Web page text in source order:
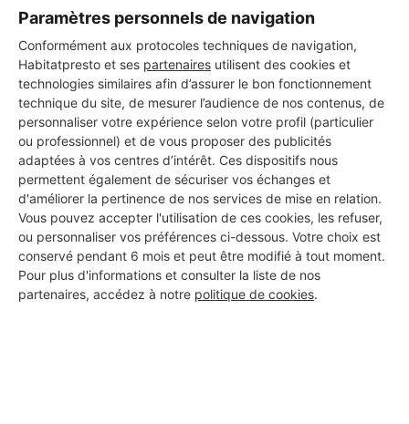
Paramètres personnels de navigation
Conformément aux protocoles techniques de navigation,
Habitatpresto et ses partenaires utilisent des cookies et
technologies similaires afin d’assurer le bon fonctionnement
technique du site, de mesurer l’audience de nos contenus, de
personnaliser votre expérience selon votre profil (particulier
ou professionnel) et de vous proposer des publicités
adaptées à vos centres d’intérêt. Ces dispositifs nous
permettent également de sécuriser vos échanges et
d'améliorer la pertinence de nos services de mise en relation.
Vous pouvez accepter l'utilisation de ces cookies, les refuser,
ou personnaliser vos préférences ci-dessous. Votre choix est
conservé pendant 6 mois et peut être modifié à tout moment.
Pour plus d'informations et consulter la liste de nos
partenaires, accédez à notre politique de cookies.
Aucun autre professionnel disponible dans cette zone